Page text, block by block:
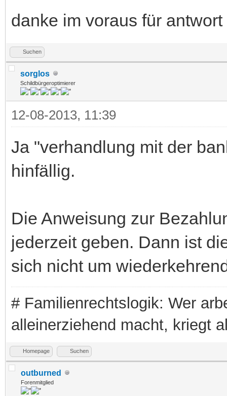
danke im voraus für
Suchen
sorglos
Schildbürgeroptimierer
12-08-2013, 11:39
Ja "verhandlung mit der
hinfällig.
Die Anweisung zur
jederzeit geben. Dann ist
sich nicht um
# Familienrechtslogik: Wer
alleinerziehend macht, kriegt
Homepage Suchen
outburned
Forenmitglied